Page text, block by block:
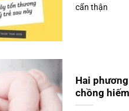
cẩn thận
Hai
chồng